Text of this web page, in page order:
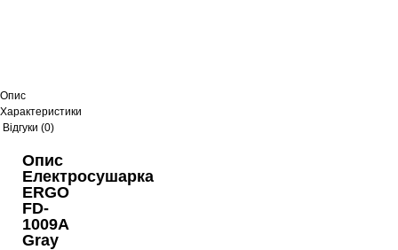
Опис
Характеристики
Відгуки (0)
Опис
Електросушарка
ERGO
FD-
1009A
Gray